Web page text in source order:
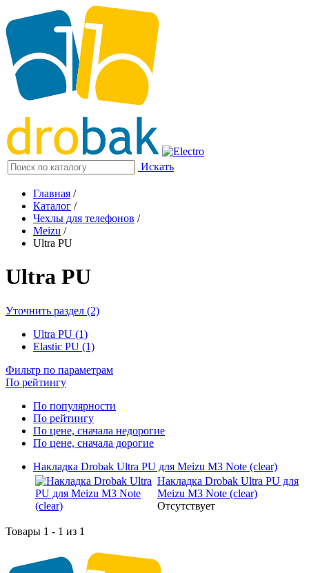
Искать
Главная /
Каталог /
Чехлы для телефонов /
Meizu /
Ultra PU
Ultra PU
Уточнить раздел (2)
Ultra PU (1)
Elastic PU (1)
Фильтр по параметрам
По рейтингу
По популярности
По рейтингу
По цене, сначала недорогие
По цене, сначала дорогие
Накладка Drobak Ultra PU для Meizu M3 Note (clear)
Накладка Drobak Ultra PU для
Meizu M3 Note (clear)
Отсутствует
Товары 1 - 1 из 1